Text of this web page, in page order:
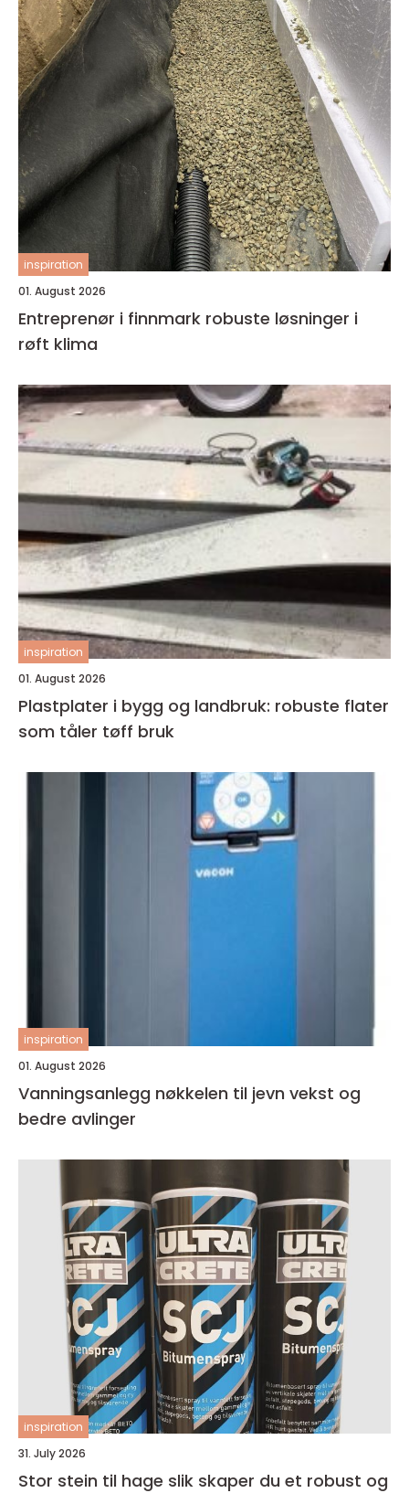
inspiration
01. August 2026
Entreprenør i finnmark robuste løsninger i
røft klima
inspiration
01. August 2026
Plastplater i bygg og landbruk: robuste flater
som tåler tøff bruk
inspiration
01. August 2026
Vanningsanlegg nøkkelen til jevn vekst og
bedre avlinger
inspiration
31. July 2026
Stor stein til hage slik skaper du et robust og